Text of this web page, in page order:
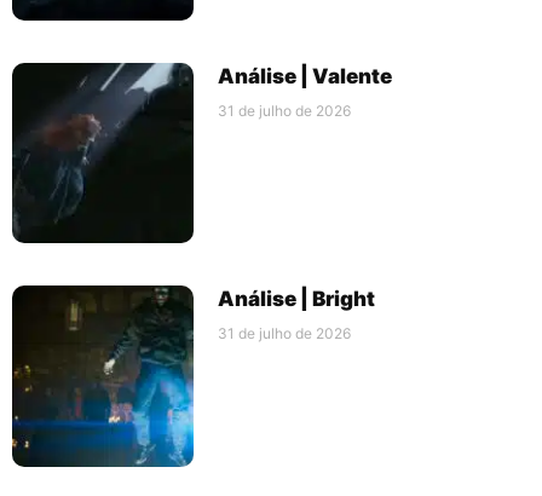
Análise | Valente
31 de julho de 2026
Análise | Bright
31 de julho de 2026